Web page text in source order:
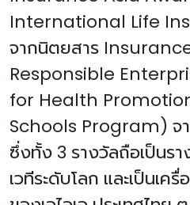
International Life
จากนิตยสาร
Responsible
for Health
Schools Program) จ
ซึ่งทั้ง 3 รางวัลถือเป็นร
เวทีระดับโลก และเป็นเค